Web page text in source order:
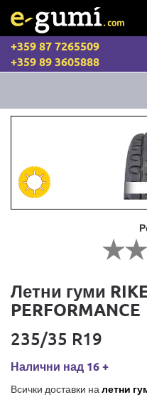
+359 87 7265509
+359 89 3605888
Летни гуми
PERFORMANCE
235/35 R19
Налични над 16 +
Всички доставки на летни